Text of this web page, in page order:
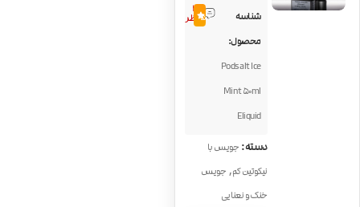
شناسه
محصول:
Podsalt Ice
Mint 50ml
Eliquid
3
نظر5.0
دسته: جویس با
نیکوتین کم, جویس
خنک و نعنایی